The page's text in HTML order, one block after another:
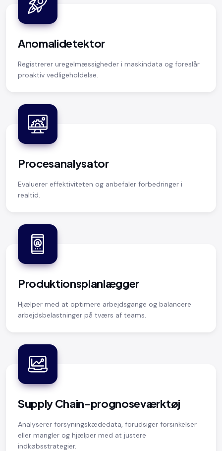
Anomalidetektor
Registrerer uregelmæssigheder i maskindata og foreslår
proaktiv vedligeholdelse.
Procesanalysator
Evaluerer effektiviteten og anbefaler forbedringer i
realtid.
Produktionsplanlægger
Hjælper med at optimere arbejdsgange og balancere
arbejdsbelastninger på tværs af teams.
Supply Chain-prognoseværktøj
Analyserer forsyningskædedata, forudsiger forsinkelser
eller mangler og hjælper med at justere
indkøbsstrategier.